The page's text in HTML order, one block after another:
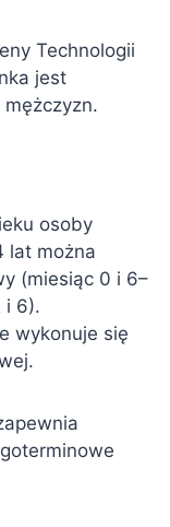
Technologii
jest
osoby
lat można
(miesiąc 0 i 6–
i 6).
wykonuje się